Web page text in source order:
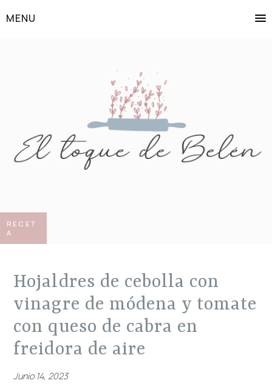
MENU
RECET
A
hojaldres de cebolla con
vinagre de módena y tomate
con queso de cabra en
freidora de aire
Junio 14, 2023